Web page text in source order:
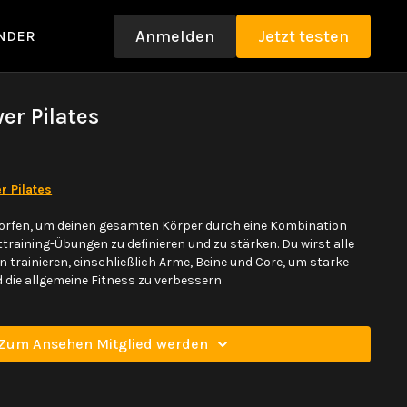
Anmelden Jetzt testen
Pilates
Pilates
um deinen gesamten Körper durch eine Kombination
Übungen zu definieren und zu stärken. Du wirst alle
trainieren, einschließlich Arme, Beine und Core, um starke
allgemeine Fitness zu verbessern
Ansehen Mitglied werden